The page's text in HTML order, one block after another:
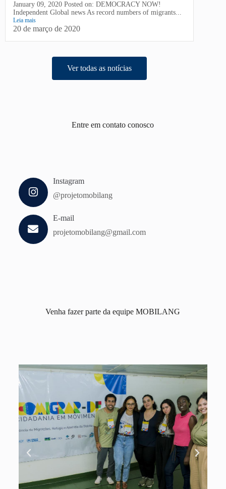
January 09, 2020 Posted on: DEMOCRACY NOW!
Independent Global news As record numbers of migrants...
Leia mais
20 de março de 2020
Ver todas as notícias
Entre em contato conosco
Instagram
@projetomobilang
E-mail
projetomobilang@gmail.com
Venha fazer parte da equipe MOBILANG